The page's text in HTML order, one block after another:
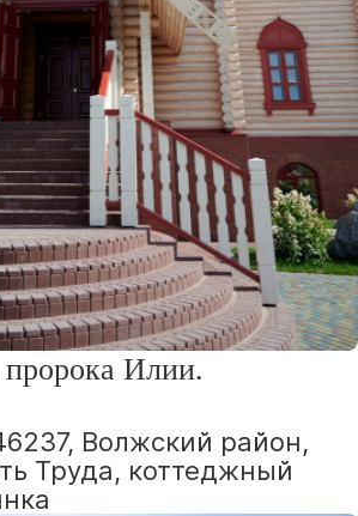
Илии.
Волжский район,
Труда, коттеджный